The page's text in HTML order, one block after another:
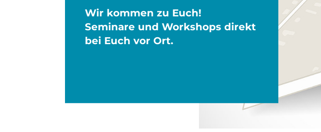
Wir kommen zu Euch!
Seminare und Workshops direkt
bei Euch vor Ort.